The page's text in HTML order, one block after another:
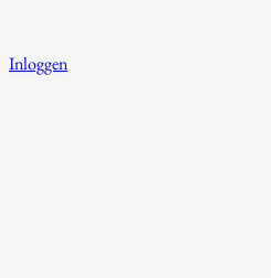
Inloggen